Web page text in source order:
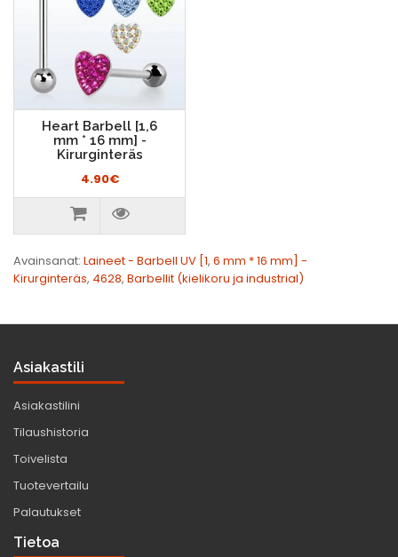
Heart Barbell [1,6
mm * 16 mm] -
Kirurginteräs
4.90€
Avainsanat: Laineet - Barbell UV [1, 6 mm * 16 mm] -
Kirurginteräs, 4628, Barbellit (kielikoru ja industrial)
Asiakastili
Asiakastilini
Tilaushistoria
Toivelista
Tuotevertailu
Palautukset
Tietoa